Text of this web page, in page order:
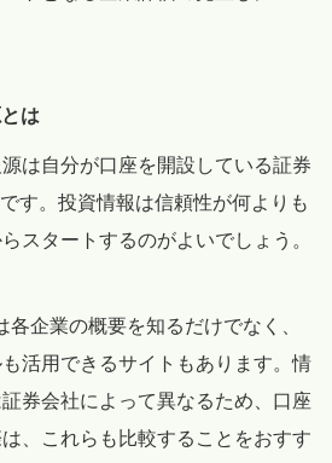
は
は自分が口座を開設している証券
す。投資情報は信頼性が何よりも
スタートするのがよいでしょう。
企業の概要を知るだけでなく、
活用できるサイトもあります。情
券会社によって異なるため、口座
、これらも比較することをおすす